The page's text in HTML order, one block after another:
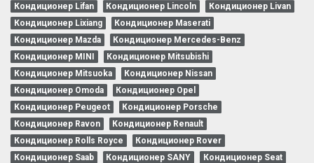
Кондиционер Lifan
Кондиционер Lincoln
Кондиционер Livan
Кондиционер Lixiang
Кондиционер Maserati
Кондиционер Mazda
Кондиционер Mercedes-Benz
Кондиционер MINI
Кондиционер Mitsubishi
Кондиционер Mitsuoka
Кондиционер Nissan
Кондиционер Omoda
Кондиционер Opel
Кондиционер Peugeot
Кондиционер Porsche
Кондиционер Ravon
Кондиционер Renault
Кондиционер Rolls Royce
Кондиционер Rover
Кондиционер Saab
Кондиционер SANY
Кондиционер Seat